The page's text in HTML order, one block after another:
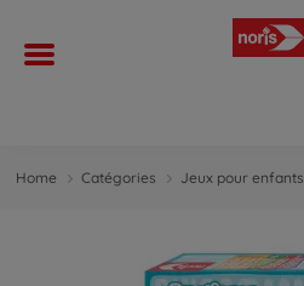
Home Catégories Jeux pour enfants